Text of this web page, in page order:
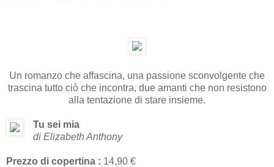
Un romanzo che affascina, una passione sconvolgente che
trascina tutto ciò che incontra, due amanti che non resistono
alla tentazione di stare insieme.
Tu sei mia
di Elizabeth Anthony
Prezzo di copertina : 14,90 €